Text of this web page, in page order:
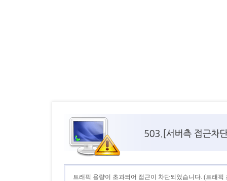
트래픽 용량이 초과되어 접근이 차단되었습니다. (트래픽